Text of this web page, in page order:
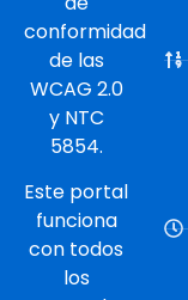
conformidad
de las
WCAG 2.0
y NTC
5854.
Este portal
funciona
con todos
los